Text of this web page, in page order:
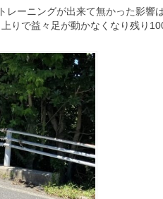
ーニングが出来て無かった影響
りで益々足が動かなくなり残り